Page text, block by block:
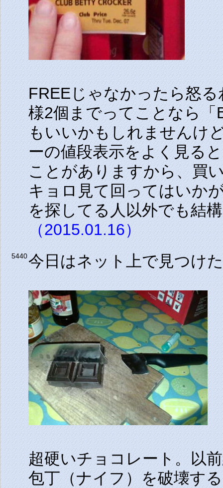
FREEじゃなかったら怒
様2個までってことなら
もいいかもしれませんけ
ーの値段表示をよく見る
ことがありますから、買
キョロ見て回ってはいか
を探してる人以外でも結
（2015.01.16）
5440今日はネット上で見つけ
超硬いチョコレート。以
包丁（ナイフ）を破壊す